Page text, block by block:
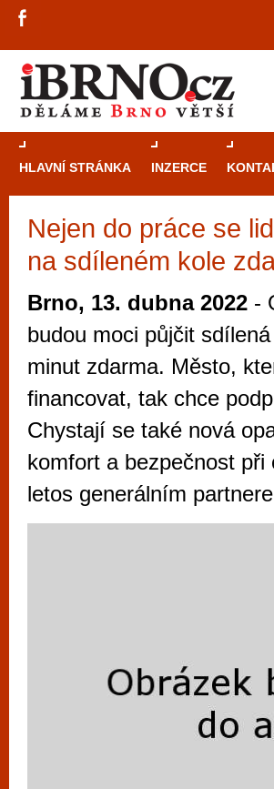
HLAVNÍ STRÁNKA INZERCE
Nejen do práce se
na sdíleném kole
Brno, 13. dubna 2022 -
budou moci půjčit
minut zdarma. Město,
financovat, tak chce
Chystají se také nová
komfort a bezpečnost
letos generálním
Mimo jiné je ale také
vyzkoušet různé kasinové
metropoli naleznete
po moderní automaty jak
příležitostné hráče. V...